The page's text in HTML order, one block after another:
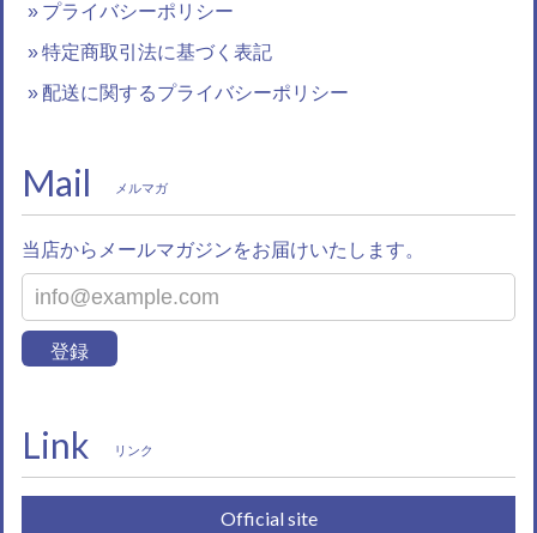
プライバシーポリシー
特定商取引法に基づく表記
配送に関するプライバシーポリシー
Mail メルマガ
当店からメールマガジンをお届けいたします。
登録
Link リンク
Official site